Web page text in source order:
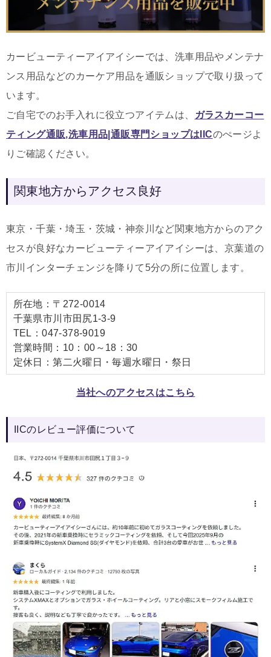
カービューティーアイアイシーでは、洗車用品やメンテナ
ンス用品などのカーケア用品を通販ショップで取り扱って
います。
ご自宅でのお手入れに役立つアイテムは
ガラスカーコー
ティング通販,洗車用品|通販専門ショップはIICのぺージよ
りご確認ください。
関東地方からアクセス良好
東京・千葉・埼玉・茨城・神奈川など関東地方からのアク
セスが良好なカービューティーアイアイシーは、京葉道の
市川インターチェンジを降りて5分の所に位置します。
所在地：〒272-0014
千葉県市川市田尻1-3-9
TEL：047-378-9019
営業時間：10：00～18：30
定休日：第二火曜日・毎週水曜日・祭日
当社へのアクセスはこちら
IICのレビュー評価について